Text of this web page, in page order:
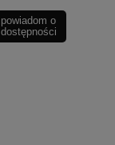
powiadom o
dostępności